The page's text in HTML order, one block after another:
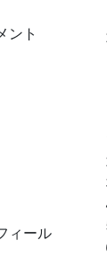
ント
ィール